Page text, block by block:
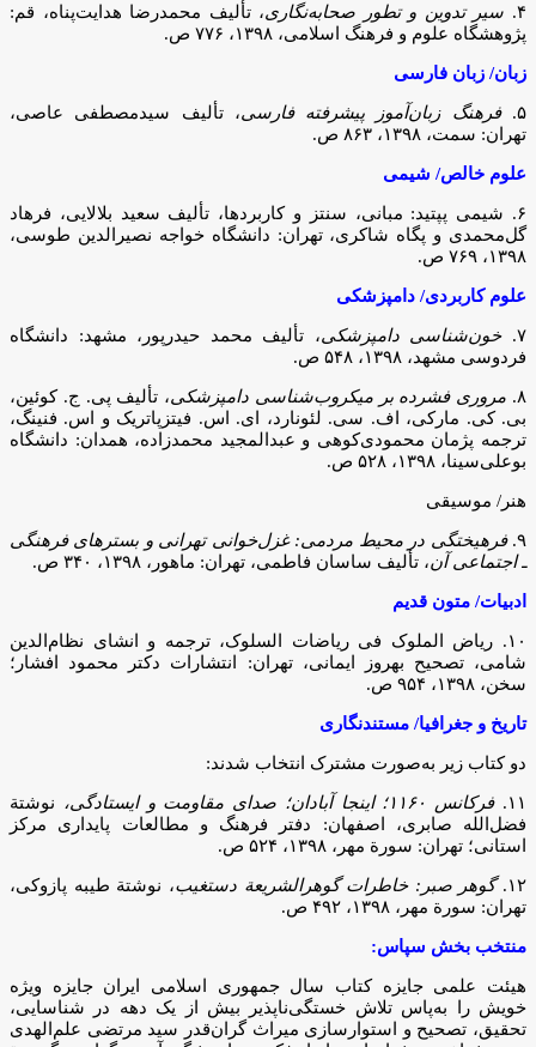
۴. سیر تدوین و تطور صحابه‌نگاری، تألیف محمدرضا هدایت‌پناه، قم:
پژوهشگاه علوم و فرهنگ اسلامی، ۱۳۹۸، ۷۷۶ ص.
زبان/ زبان فارسی
۵. فرهنگ زبان‌آموز پیشرفته فارسی، تألیف سیدمصطفی عاصی،
تهران: سمت، ۱۳۹۸، ۸۶۳ ص.
علوم خالص/ شیمی
۶. شیمی پپتید: مبانی، سنتز و کاربردها، تألیف سعید بلالایی، فرهاد
گل‌محمدی و پگاه شاکری، تهران: دانشگاه خواجه نصیرالدین طوسی،
۱۳۹۸، ۷۶۹ ص.
علوم کاربردی/ دامپزشکی
۷. خون‌شناسی دامپزشکی، تألیف محمد حیدرپور، مشهد: دانشگاه
فردوسی مشهد، ۱۳۹۸، ۵۴۸ ص.
۸. مروری فشرده بر میکروب‌شناسی دامپزشکی، تألیف پی. ج. کوئین،
بی. کی. مارکی، اف. سی. لئونارد، ای. اس. فیتزپاتریک و اس. فنینگ،
ترجمه پژمان محمودی‌کوهی و عبدالمجید محمدزاده، همدان: دانشگاه
بوعلی‌سینا، ۱۳۹۸، ۵۲۸ ص.
هنر/ موسیقی
۹. فرهیختگی در محیط مردمی: غزل‌خوانی تهرانی و بسترهای فرهنگی
ـ اجتماعی آن، تألیف ساسان فاطمی، تهران: ماهور، ۱۳۹۸، ۳۴۰ ص.
ادبیات/ متون قدیم
۱۰. ریاض الملوک فی ریاضات السلوک، ترجمه و انشای نظام‌الدین
شامی، تصحیح بهروز ایمانی، تهران: انتشارات دکتر محمود افشار؛
سخن، ۱۳۹۸، ۹۵۴ ص.
تاریخ و جغرافیا/ مستندنگاری
دو کتاب زیر به‌صورت مشترک انتخاب شدند:
۱۱. فرکانس ۱۱۶۰؛ اینجا آبادان؛ صدای مقاومت و ایستادگی،
نوشتة
فضل‌الله صابری، اصفهان: دفتر فرهنگ و مطالعات پایداری مرکز
استانی؛ تهران: سورة مهر، ۱۳۹۸، ۵۲۴ ص.
۱۲. گوهر صبر: خاطرات گوهرالشریعة دستغیب، نوشتة طیبه پازوکی،
تهران: سورة مهر، ۱۳۹۸، ۴۹۲ ص.
منتخب بخش سپاس:
هیئت علمی جایزه کتاب سال جمهوری اسلامی ایران جایزه ویژه
خویش را به‌پاس تلاش خستگی‌ناپذیر بیش از یک دهه در شناسایی،
تحقیق، تصحیح و استوارسازی میراث گران‌قدر سید مرتضی علم‌الهدی